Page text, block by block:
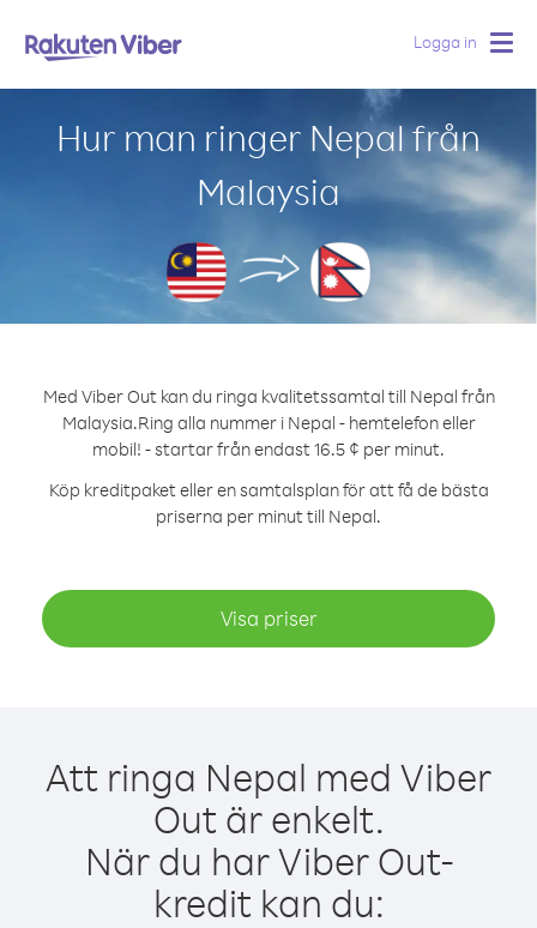
Logga in
Hur man ringer Nepal från
Malaysia
Med Viber Out kan du ringa kvalitetssamtal till Nepal från
Malaysia.Ring alla nummer i Nepal - hemtelefon eller
mobil! - startar från endast 16.5 ¢ per minut.
Köp kreditpaket eller en samtalsplan för att få de bästa
priserna per minut till Nepal.
Visa priser
Att ringa Nepal med Viber
Out är enkelt.
När du har Viber Out-
kredit kan du: